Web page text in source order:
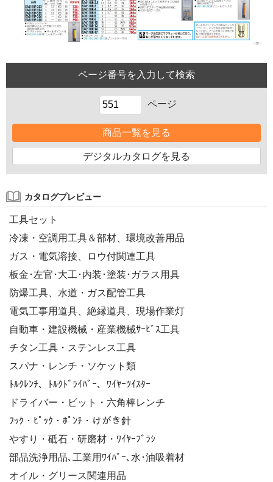
ページ
商品一覧を見る
デジタルカタログを見る
カタログプレビュー
工具セット
冷凍・空調用工具＆部材、環境改善用品
ガス・電気溶接、ロウ付関連工具
板金･左官･大工･内装･塗装･ガラス用具
防爆工具、水道・ガス配管工具
電気工事用道具、絶縁道具、現場作業灯
自動車・建設機械・産業機械ｻｰﾋﾞｽ工具
チタン工具・ステンレス工具
スパナ・レンチ・ソケット類
ﾄﾙｸﾚﾝﾁ、ﾄﾙｸﾄﾞﾗｲﾊﾞｰ、ﾜｲﾔｰﾂｲｽﾀｰ
ドライバー・ビット・六角棒レンチ
ﾌｯｸ・ﾋﾟｯｸ・ﾎﾟﾝﾁ・けがき針
やすり・砥石・研磨材・ﾜｲﾔｰﾌﾞﾗｼ
部品洗浄用品､工業用ﾜｲﾊﾟｰ､水･油吸着材
オイル・グリース関連用品